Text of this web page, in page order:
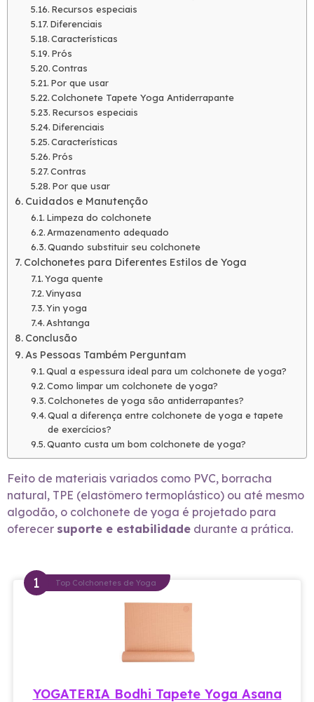
Recursos especiais
Diferenciais
Características
Prós
Contras
Por que usar
Colchonete Tapete Yoga Antiderrapante
Recursos especiais
Diferenciais
Características
Prós
Contras
Por que usar
Cuidados e Manutenção
Limpeza do colchonete
Armazenamento adequado
Quando substituir seu colchonete
Colchonetes para Diferentes Estilos de Yoga
Yoga quente
Vinyasa
Yin yoga
Ashtanga
Conclusão
As Pessoas Também Perguntam
Qual a espessura ideal para um colchonete de yoga?
Como limpar um colchonete de yoga?
Colchonetes de yoga são antiderrapantes?
Qual a diferença entre colchonete de yoga e tapete
de exercícios?
Quanto custa um bom colchonete de yoga?
Feito de materiais variados como PVC, borracha
natural, TPE (elastômero termoplástico) ou até mesmo
algodão, o colchonete de yoga é projetado para
oferecer suporte e estabilidade durante a prática.
Top Colchonetes de Yoga
YOGATERIA Bodhi Tapete Yoga Asana